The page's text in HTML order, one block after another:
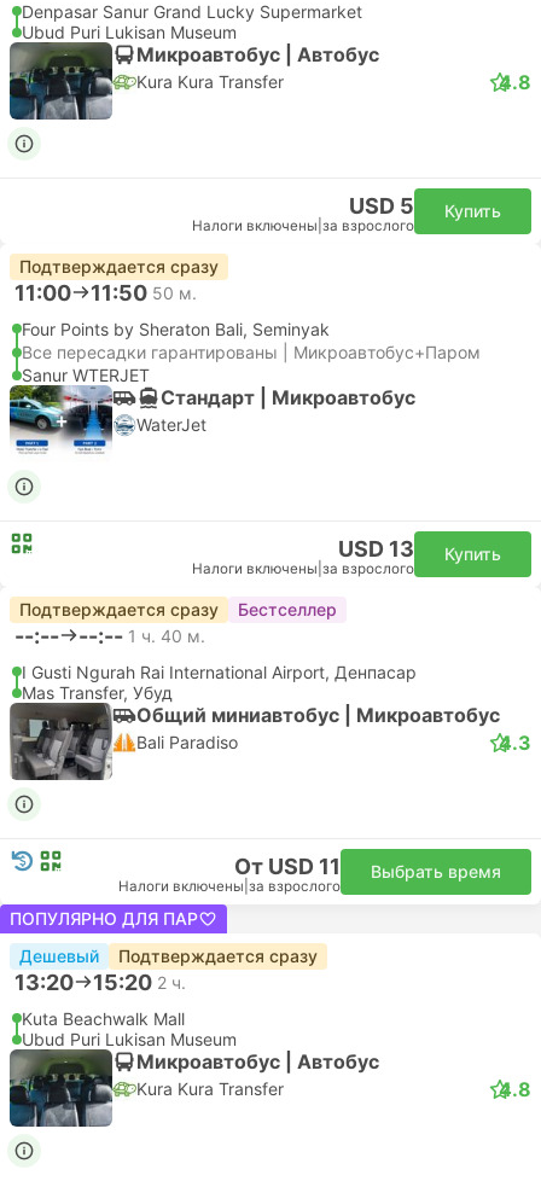
Denpasar Sanur Grand Lucky Supermarket
Ubud Puri Lukisan Museum
Микроавтобус | Автобус
Kura Kura Transfer 4.8
USD 5
Налоги включены за взрослого
Купить
Подтверждается сразу
11:00 11:50 50 м.
Four Points by Sheraton Bali, Seminyak
Все пересадки гарантированы | Микроавтобус+Паром
Sanur WTERJET
Стандарт | Микроавтобус
WaterJet
USD 13
Налоги включены за взрослого
Купить
Подтверждается сразу Бестселлер
--:-- --:-- 1 ч. 40 м.
I Gusti Ngurah Rai International Airport, Денпасар
Mas Transfer, Убуд
Общий миниавтобус | Микроавтобус
Bali Paradiso 4.3
От USD 11
Налоги включены за взрослого
Выбрать время
ПОПУЛЯРНО ДЛЯ ПАР
Дешевый
Подтверждается сразу
13:20 15:20 2 ч.
Kuta Beachwalk Mall
Ubud Puri Lukisan Museum
Микроавтобус | Автобус
Kura Kura Transfer 4.8